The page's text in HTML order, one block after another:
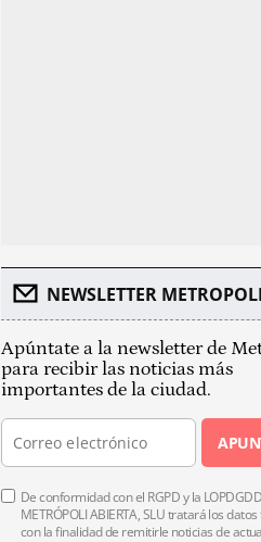
NEWSLETTER METROPOLI
Apúntate a la newsletter de
para recibir las noticias más
importantes de la ciudad.
De conformidad con el RGPD y la
METRÓPOLI ABIERTA, SLU tratará los
con la finalidad de remitirle noticias de